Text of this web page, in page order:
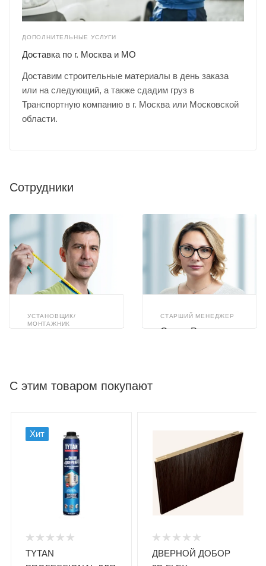
ДОПОЛНИТЕЛЬНЫЕ УСЛУГИ
Доставка по г. Москва и МО
Доставим строительные материалы в день заказа
или на следующий, а также сдадим груз в
Транспортную компанию в г. Москва или Московской
области.
Сотрудники
УСТАНОВЩИК/
МОНТАЖНИК
СТАРШИЙ МЕНЕДЖЕР
Олеся Романюк
С этим товаром покупают
Хит
TYTAN
ДВЕРНОЙ ДОБОР